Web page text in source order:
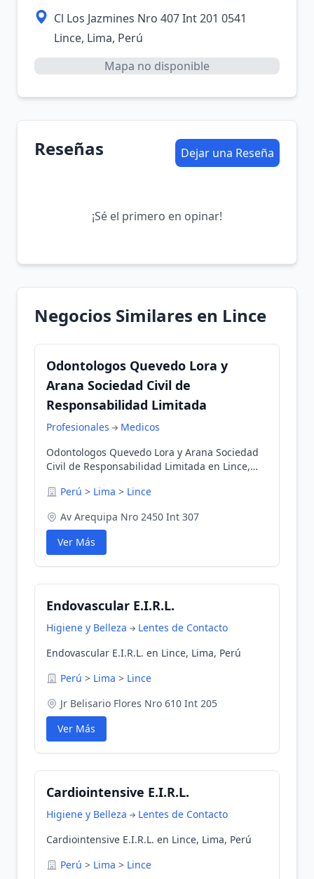
Cl Los Jazmines Nro 407 Int 201 0541
Lince, Lima, Perú
Mapa no disponible
Reseñas Dejar una Reseña
¡Sé el primero en opinar!
Negocios Similares en Lince
Odontologos Quevedo Lora y
Arana Sociedad Civil de
Responsabilidad Limitada
Profesionales
Medicos
Odontologos Quevedo Lora y Arana Sociedad
Civil de Responsabilidad Limitada en Lince,
Perú > Lima > Lince
Av Arequipa Nro 2450 Int 307
Ver Más
Endovascular E.I.R.L.
Higiene y Belleza
Lentes de Contacto
Endovascular E.I.R.L. en Lince, Lima, Perú
Perú > Lima > Lince
Jr Belisario Flores Nro 610 Int 205
Ver Más
Cardiointensive E.I.R.L.
Higiene y Belleza
Lentes de Contacto
Cardiointensive E.I.R.L. en Lince, Lima, Perú
Perú > Lima > Lince